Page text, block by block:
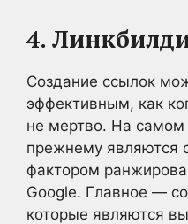
4.
Создание ссылок
эффективным, как
не мертво. На
прежнему являются
фактором
Google. Главное —
которые являются